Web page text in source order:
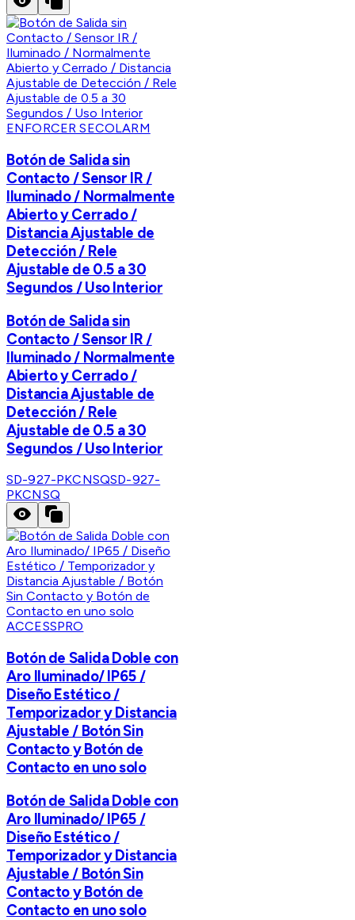
ENFORCER SECOLARM
Botón de Salida sin
Contacto / Sensor IR /
Iluminado / Normalmente
Abierto y Cerrado /
Distancia Ajustable de
Detección / Rele
Ajustable de 0.5 a 30
Segundos / Uso Interior
Botón de Salida sin
Contacto / Sensor IR /
Iluminado / Normalmente
Abierto y Cerrado /
Distancia Ajustable de
Detección / Rele
Ajustable de 0.5 a 30
Segundos / Uso Interior
SD-927-PKCNSQSD-927-
PKCNSQ
ACCESSPRO
Botón de Salida Doble con
Aro Iluminado/ IP65 /
Diseño Estético /
Temporizador y Distancia
Ajustable / Botón Sin
Contacto y Botón de
Contacto en uno solo
Botón de Salida Doble con
Aro Iluminado/ IP65 /
Diseño Estético /
Temporizador y Distancia
Ajustable / Botón Sin
Contacto y Botón de
Contacto en uno solo